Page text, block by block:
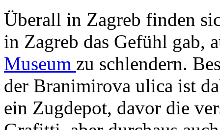
Überall in Zagreb finden
in Zagreb das Gefühl gab,
Museum zu schlendern.
der Branimirova ulica ist
ein Zugdepot, davor die